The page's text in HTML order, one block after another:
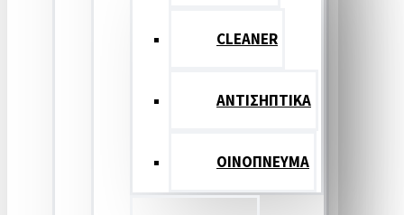
CLEANER
ΑΝΤΙΣΗΠΤΙΚΑ
ΟΙΝΟΠΝΕΥΜΑ